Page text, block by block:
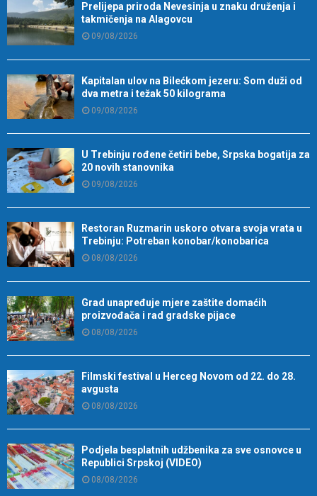
Prelijepa priroda Nevesinja u znaku druženja i
takmičenja na Alagovcu
09/08/2026
Kapitalan ulov na Bilećkom jezeru: Som duži od
dva metra i težak 50 kilograma
09/08/2026
U Trebinju rođene četiri bebe, Srpska bogatija za
20 novih stanovnika
09/08/2026
Restoran Ruzmarin uskoro otvara svoja vrata u
Trebinju: Potreban konobar/konobarica
08/08/2026
Grad unapređuje mjere zaštite domaćih
proizvođača i rad gradske pijace
08/08/2026
Filmski festival u Herceg Novom od 22. do 28.
avgusta
08/08/2026
Podjela besplatnih udžbenika za sve osnovce u
Republici Srpskoj (VIDEO)
08/08/2026